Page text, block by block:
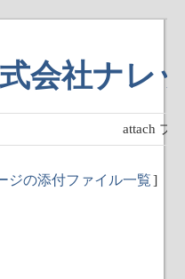
会社ナレ
attach プ
ジの添付ファイル一覧]